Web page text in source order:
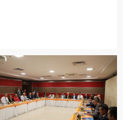
Can Pulak’ın sözlerini
köşesini taşıyan Rahmi
Turan, şunları yazdı:
“Bodrum Türkiye’nin incisi
ama bu inciyi karartıyorlar.